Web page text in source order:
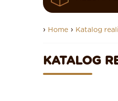
› Home › Katalog
KATALOG